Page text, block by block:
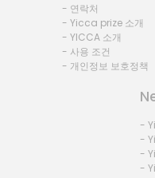
- 연락처
- Yicca prize 소개
- YICCA 소개
- 사용 조건
- 개인정보 보호정책
-
-
-
-